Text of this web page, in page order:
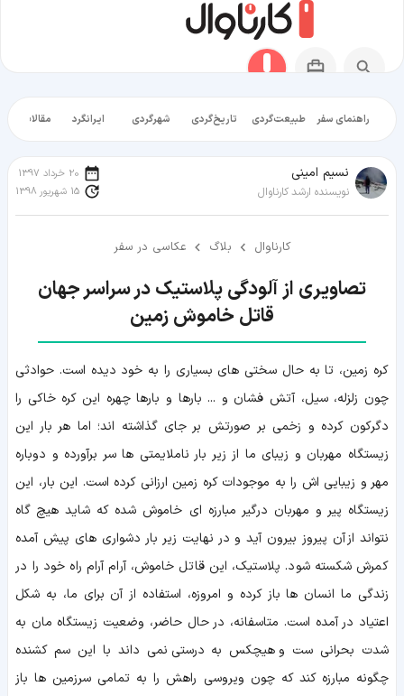
راهنمای سفر طبیعت‌گردی تاریخ‌گردی شهرگردی ایرانگرد مقالات
نسیم امینی
نویسنده ارشد کارناوال
20 خرداد 1397
15 شهریور 1398
کارناوال بلاگ عکاسی در سفر
قاتل خاموش زمین
کره زمین، تا به حال سختی های بسیاری را به خود دیده است. حوادثی
چون زلزله، سیل، آتش فشان و ... بارها و بارها چهره این کره خاکی را
دگرکون کرده و زخمی بر صورتش بر جای گذاشته اند؛ اما هر بار این
زیستگاه مهربان و زیبای ما از زیر بار ناملایمتی ها سر برآورده و دوباره
مهر و زیبایی اش را به موجودات کره زمین ارزانی کرده است. این بار، این
زیستگاه پیر و مهربان درگیر مبارزه ای خاموش شده که شاید هیچ گاه
نتواند از آن پیروز بیرون آید و در نهایت زیر بار دشواری های پیش آمده
کمرش شکسته شود. پلاستیک، این قاتل خاموش، آرام آرام راه خود را در
زندگی ما انسان ها باز کرده و امروزه، استفاده از آن برای ما، به شکل
اعتیاد در آمده است. متاسفانه، در حال حاضر، وضعیت زیستگاه مان به
شدت بحرانی ست و هیچکس به درستی نمی داند با این سم کشنده
چگونه مبارزه کند که چون ویروسی راهش را به تمامی سرزمین ها باز